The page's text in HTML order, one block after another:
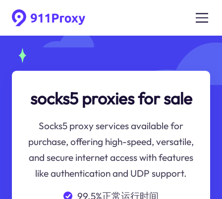
socks5 proxies for sale
Socks5 proxy services available for
purchase, offering high-speed, versatile,
and secure internet access with features
like authentication and UDP support.
99.5%正常运行时间